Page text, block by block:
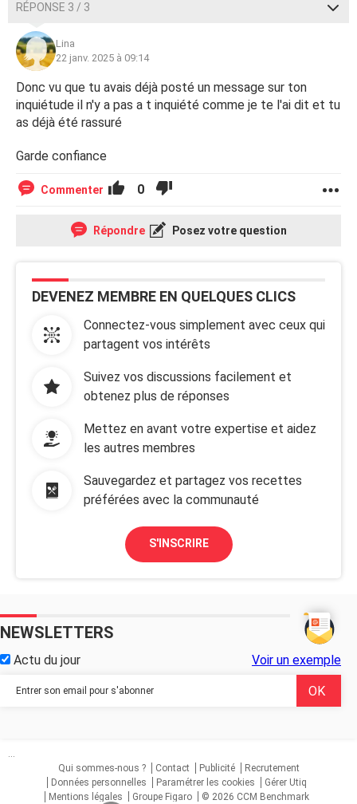
RÉPONSE 3 / 3
Lina
22 janv. 2025 à 09:14
Donc vu que tu avais déjà posté un message sur ton
inquiétude il n'y a pas a t inquiété comme je te l'ai dit et tu
as déjà été rassuré
Garde confiance
Commenter 0
Répondre Posez votre question
DEVENEZ MEMBRE EN QUELQUES CLICS
Connectez-vous simplement avec ceux qui
partagent vos intérêts
Suivez vos discussions facilement et
obtenez plus de réponses
Mettez en avant votre expertise et aidez
les autres membres
Sauvegardez et partagez vos recettes
préférées avec la communauté
S'INSCRIRE
NEWSLETTERS
Actu du jour Voir un exemple
...
Qui sommes-nous ?
Contact Publicité
Recrutement
Données personnelles
Paramétrer les cookies
Gérer Utiq
Mentions légales
Groupe Figaro © 2026 CCM Benchmark